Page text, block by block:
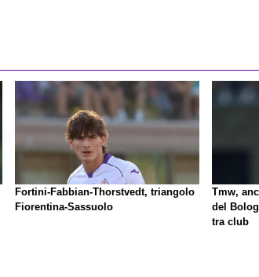
Fortini-Fabbian-Thorstvedt, triangolo
Fiorentina-Sassuolo
Tmw,
del
tra club